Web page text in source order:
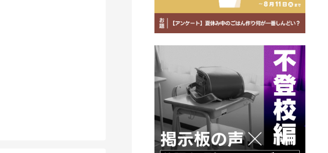
のダンスでは嵐を踊っ
うに。